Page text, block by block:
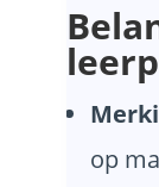
op